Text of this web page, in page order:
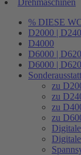
Drehmaschinen
% DIESE
D2000 |
D4000
D6000 |
D6000 |
zu
zu
zu
zu